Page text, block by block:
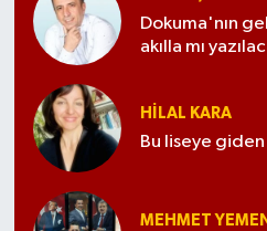
Dokuma'nın
akılla mı
HILAL KARA
Bu liseye
MEHMET